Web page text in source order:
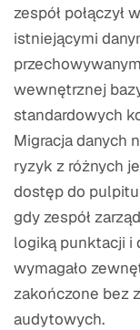
zespół połączył
istniejącymi
wewnętrznej
standardowych
Migracja danych
ryzyk z różnych
dostęp do
gdy zespół
logiką punktacji i
wymagało
zakończone bez
audytowych.